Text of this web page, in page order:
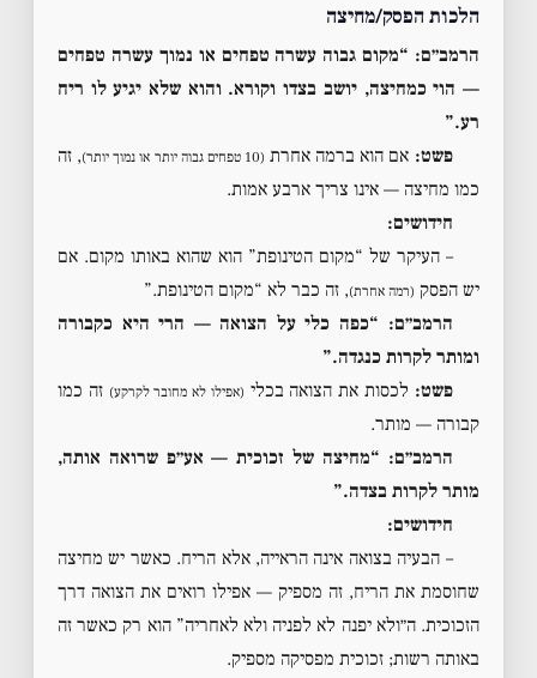
הלכות הפסק/מחיצה
הרמב״ם: “מקום גבוה עשרה טפחים או נמוך עשרה טפחים
— הוי כמחיצה, יושב בצדו וקורא. והוא שלא יגיע לו ריח
רע.”
פשט: אם הוא ברמה אחרת (10 טפחים גבוה יותר או נמוך יותר)
, זה
כמו מחיצה — אינו צריך ארבע אמות.
חידושים:
– העיקר של “מקום הטינופת” הוא שהוא באותו מקום. אם
יש הפסק (רמה אחרת), זה כבר לא “מקום הטינופת.”
הרמב״ם: “כפה כלי על הצואה — הרי היא כקבורה
ומותר לקרות כנגדה.”
פשט: לכסות את הצואה בכלי (אפילו לא מחובר לקרקע) זה כמו
קבורה — מותר.
הרמב״ם: “מחיצה של זכוכית — אע״פ שרואה אותה,
מותר לקרות בצדה.”
חידושים:
– הבעיה בצואה אינה הראייה, אלא הריח. כאשר יש מחיצה
שחוסמת את הריח, זה מספיק — אפילו רואים את הצואה דרך
הזכוכית. ה״ולא יפנה לא לפניה ולא לאחריה” הוא רק כאשר זה
באותה רשות; זכוכית מפסיקה מספיק.